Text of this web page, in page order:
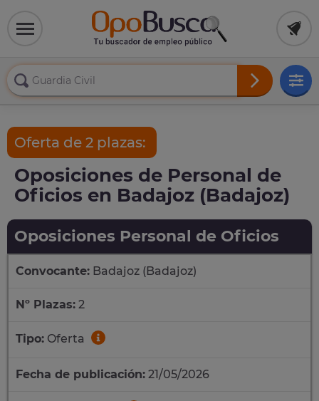
Oferta de 2 plazas:
Oposiciones de Personal de
Oficios en Badajoz (Badajoz)
Oposiciones Personal de Oficios
Convocante: Badajoz (Badajoz)
Nº Plazas: 2
Tipo: Oferta
Fecha de publicación: 21/05/2026